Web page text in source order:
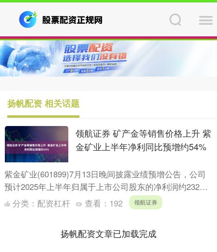
扬帆配资 相关话题
领航证券 矿产金等销售价格上升 紫
金矿业上半年净利同比预增约54%
紫金矿业(601899)7月13日晚间披露业绩预增公告，公司
预计2025年上半年归属于上市公司股东的净利润约232亿
元，同比增长约54%。 具体看，紫金矿业公告....
分类： 配资杠杆 查看： 192 领航证券
扬帆配资文章已加载完成